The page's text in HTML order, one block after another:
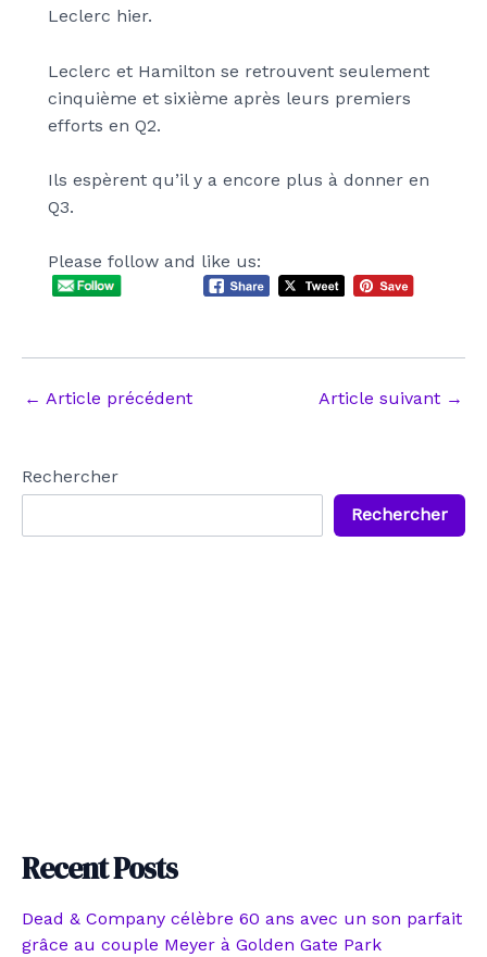
Leclerc hier.
Leclerc et Hamilton se retrouvent seulement
cinquième et sixième après leurs premiers
efforts en Q2.
Ils espèrent qu’il y a encore plus à donner en
Q3.
Please follow and like us:
Navigation
← Article précédent Article suivant →
Rechercher
Rechercher
Recent Posts
Dead & Company célèbre 60 ans avec un son parfait
grâce au couple Meyer à Golden Gate Park